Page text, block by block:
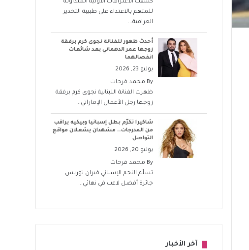
كشفت الاعترافات الأولية المتداولة
للمتهم بالاعتداء على طبيبة التخدير
العراقية...
أحدث ظهور للفنانة نجوى كرم برفقة
زوجها عمر الدهماني بعد شائعات
انفصالهما
يوليو 23, 2026
By محمد فرحات
ظهرت الفنانة اللبنانية نجوى كرم برفقة
زوجها رجل الأعمال الإماراتي...
شاكيرا تكرّم بطل إسبانيا وبيكيه يراقب
من المدرجات.. مشهدان يشعلان مواقع
التواصل
يوليو 20, 2026
By محمد فرحات
تسلّم النجم الإسباني فيران توريس
جائزة أفضل لاعب في نهائي...
آخر الأخبار